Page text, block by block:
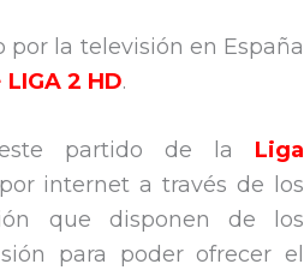
por la televisión en España
LIGA 2 HD.
partido de la Liga
internet a través de los
que disponen de los
para poder ofrecer el